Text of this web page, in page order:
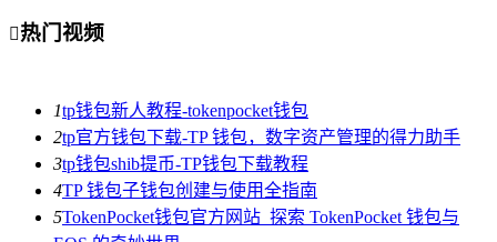
热门视频
1tp钱包新人教程-tokenpocket钱包
2tp官方钱包下载-TP 钱包，数字资产管理的得力助手
3tp钱包shib提币-TP钱包下载教程
4TP 钱包子钱包创建与使用全指南
5TokenPocket钱包官方网站_探索 TokenPocket 钱包与